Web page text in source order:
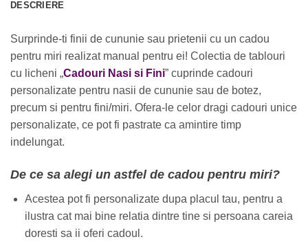
DESCRIERE
Surprinde-ti finii de cununie sau prietenii cu un cadou
pentru miri realizat manual pentru ei! Colectia de tablouri
cu licheni „Cadouri Nasi si Fini” cuprinde cadouri
personalizate pentru nasii de cununie sau de botez,
precum si pentru fini/miri. Ofera-le celor dragi cadouri unice
personalizate, ce pot fi pastrate ca amintire timp
indelungat.
De ce sa alegi un astfel de cadou pentru miri?
Acestea pot fi personalizate dupa placul tau, pentru a
ilustra cat mai bine relatia dintre tine si persoana careia
doresti sa ii oferi cadoul.